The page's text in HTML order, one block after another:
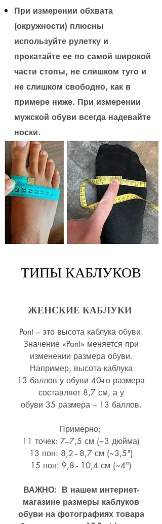
При измерении обхвата
(окружности) плюсны
используйте рулетку и
прокатайте ее по самой широкой
части стопы, не слишком туго и
не слишком свободно, как в
примере ниже. При измерении
мужской обуви всегда надевайте
носки.
ТИПЫ КАБЛУКОВ
ЖЕНСКИЕ КАБЛУКИ
Pont – это высота каблука обуви.
Значение «Pont» меняется при
изменении размера обуви.
Например, высота каблука
13 баллов у обуви 40-го размера
составляет 8,7 см, а у
обуви 35 размера – 13 баллов.
Примерно;
11 точек: 7–7,5 см (~3 дюйма)
13 пон: 8,2 - 8,7 см (~3,5")
15 пон: 9,8 - 10,4 см (~4")
ВАЖНО: В нашем интернет-
магазине размеры каблуков
обуви на фотографиях товара